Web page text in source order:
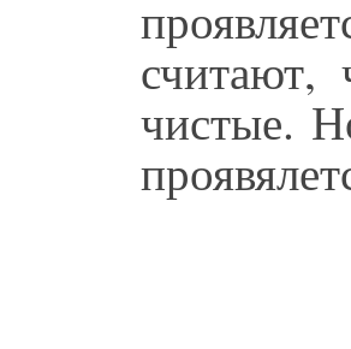
считают,
чистые.